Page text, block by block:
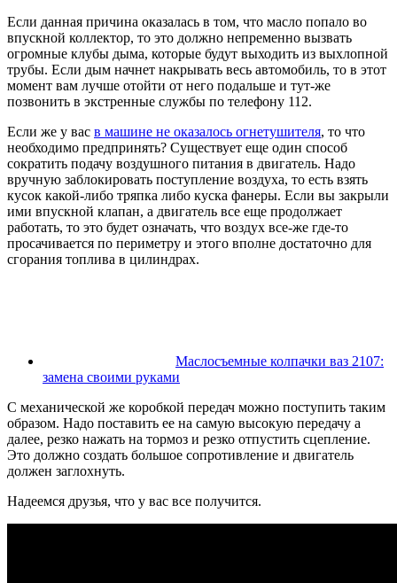
Если данная причина оказалась в том, что масло попало во
впускной коллектор, то это должно непременно вызвать
огромные клубы дыма, которые будут выходить из выхлопной
трубы. Если дым начнет накрывать весь автомобиль, то в этот
момент вам лучше отойти от него подальше и тут-же
позвонить в экстренные службы по телефону 112.
Если же у вас в машине не оказалось огнетушителя, то что
необходимо предпринять? Существует еще один способ
сократить подачу воздушного питания в двигатель. Надо
вручную заблокировать поступление воздуха, то есть взять
кусок какой-либо тряпка либо куска фанеры. Если вы закрыли
ими впускной клапан, а двигатель все еще продолжает
работать, то это будет означать, что воздух все-же где-то
просачивается по периметру и этого вполне достаточно для
сгорания топлива в цилиндрах.
Маслосъемные колпачки ваз 2107:
замена своими руками
С механической же коробкой передач можно поступить таким
образом. Надо поставить ее на самую высокую передачу а
далее, резко нажать на тормоз и резко отпустить сцепление.
Это должно создать большое сопротивление и двигатель
должен заглохнуть.
Надеемся друзья, что у вас все получится.